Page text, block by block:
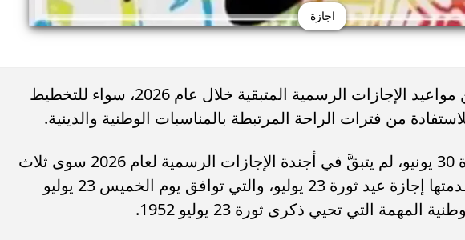
اجازة
يترقب الكثير من المواطنين مواعيد الإجازات الرسمية المتبقية خلال عام 2026، سواء للتخطيط
من فترات الراحة المرتبطة بالمناسبات الوطنية والدينية.
وبعد انتهاء إجازة ذكرى ثورة 30 يونيو، لم يتبقَّ في أجندة الإجازات الرسمية لعام 2026 سوى ثلاث
مناسبات فقط، تأتي في مقدمتها إجازة عيد ثورة 23 يوليو، والتي توافق يوم الخميس 23 يوليو
صانعة محتوى متهمة بالترويج لأفكار
عن العلاقات الأسرية عبر تيك توك
منتخب مصر للشابات يواجه إسبانيا اليوم في
نصف نهائي كأس العالم لكرة...